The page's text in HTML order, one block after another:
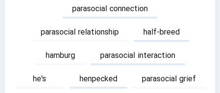
parasocial connection
parasocial relationship
half-breed
hamburg
parasocial interaction
he's
henpecked
parasocial grief